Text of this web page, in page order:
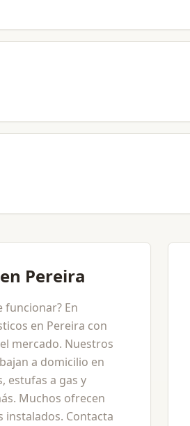
Pereira
funcionar? En
en Pereira con
mercado. Nuestros
a domicilio en
estufas a gas y
Muchos ofrecen
instalados. Contacta